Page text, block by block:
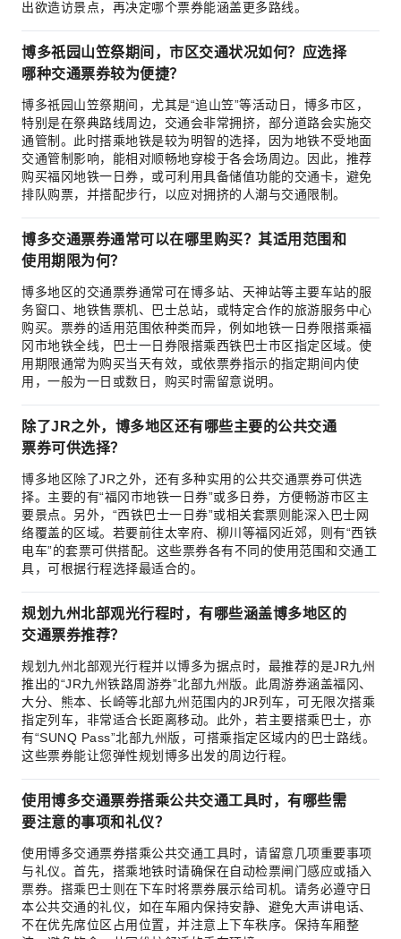
出欲造访景点，再决定哪个票券能涵盖更多路线。
博多祇园山笠祭期间，市区交通状况如何？应选择
哪种交通票券较为便捷？
博多祇园山笠祭期间，尤其是“追山笠”等活动日，博多市区，
特别是在祭典路线周边，交通会非常拥挤，部分道路会实施交
通管制。此时搭乘地铁是较为明智的选择，因为地铁不受地面
交通管制影响，能相对顺畅地穿梭于各会场周边。因此，推荐
购买福冈地铁一日券，或可利用具备储值功能的交通卡，避免
排队购票，并搭配步行，以应对拥挤的人潮与交通限制。
博多交通票券通常可以在哪里购买？其适用范围和
使用期限为何？
博多地区的交通票券通常可在博多站、天神站等主要车站的服
务窗口、地铁售票机、巴士总站，或特定合作的旅游服务中心
购买。票券的适用范围依种类而异，例如地铁一日券限搭乘福
冈市地铁全线，巴士一日券限搭乘西铁巴士市区指定区域。使
用期限通常为购买当天有效，或依票券指示的指定期间内使
用，一般为一日或数日，购买时需留意说明。
除了JR之外，博多地区还有哪些主要的公共交通
票券可供选择？
博多地区除了JR之外，还有多种实用的公共交通票券可供选
择。主要的有“福冈市地铁一日券”或多日券，方便畅游市区主
要景点。另外，“西铁巴士一日券”或相关套票则能深入巴士网
络覆盖的区域。若要前往太宰府、柳川等福冈近郊，则有“西铁
电车”的套票可供搭配。这些票券各有不同的使用范围和交通工
具，可根据行程选择最适合的。
规划九州北部观光行程时，有哪些涵盖博多地区的
交通票券推荐？
规划九州北部观光行程并以博多为据点时，最推荐的是JR九州
推出的“JR九州铁路周游券”北部九州版。此周游券涵盖福冈、
大分、熊本、长崎等北部九州范围内的JR列车，可无限次搭乘
指定列车，非常适合长距离移动。此外，若主要搭乘巴士，亦
有“SUNQ Pass”北部九州版，可搭乘指定区域内的巴士路线。
这些票券能让您弹性规划博多出发的周边行程。
使用博多交通票券搭乘公共交通工具时，有哪些需
要注意的事项和礼仪？
使用博多交通票券搭乘公共交通工具时，请留意几项重要事项
与礼仪。首先，搭乘地铁时请确保在自动检票闸门感应或插入
票券。搭乘巴士则在下车时将票券展示给司机。请务必遵守日
本公共交通的礼仪，如在车厢内保持安静、避免大声讲电话、
不在优先席位区占用位置，并注意上下车秩序。保持车厢整